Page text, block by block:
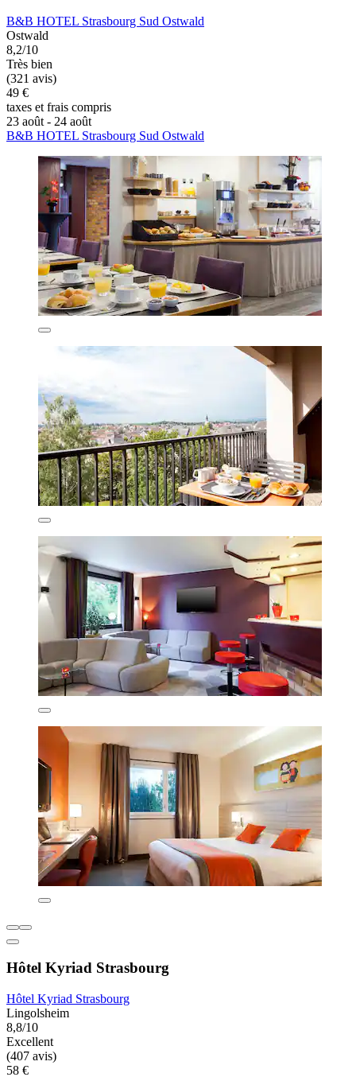
B&B HOTEL Strasbourg Sud Ostwald
Ostwald
8,2/10
Très bien
(321 avis)
49 €
taxes et frais compris
23 août - 24 août
B&B HOTEL Strasbourg Sud Ostwald
Hôtel Kyriad Strasbourg
Hôtel Kyriad Strasbourg
Lingolsheim
8,8/10
Excellent
(407 avis)
58 €